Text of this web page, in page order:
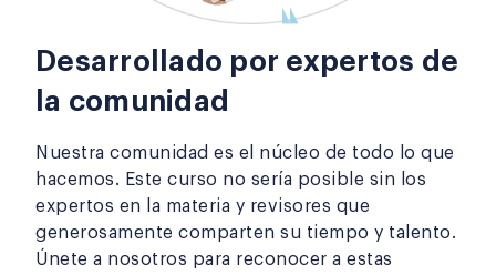
Desarrollado por expertos de
la comunidad
Nuestra comunidad es el núcleo de todo lo que
hacemos. Este curso no sería posible sin los
expertos en la materia y revisores que
generosamente comparten su tiempo y talento.
Únete a nosotros para reconocer a estas